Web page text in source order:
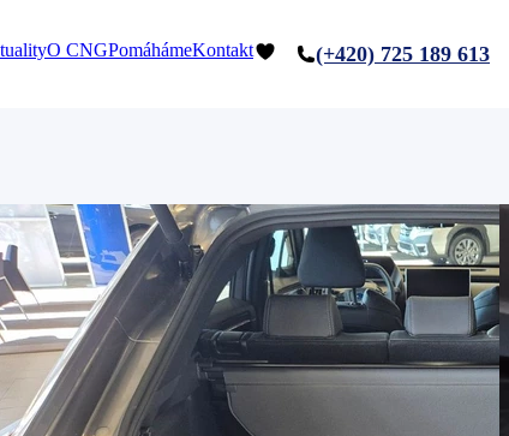
O CNGPomáhámeKontakt (+420) 725 189 613